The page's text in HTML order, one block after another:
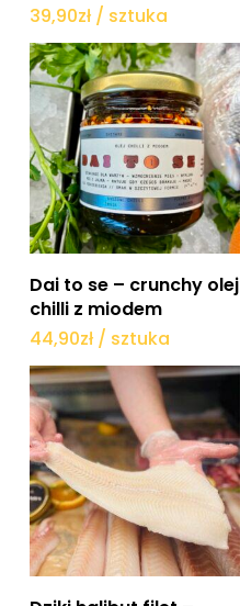
39,90zł / sztuka
Dodaj do koszyka
Dai to se – crunchy olej
chilli z miodem
44,90zł / sztuka
Dodaj do koszyka